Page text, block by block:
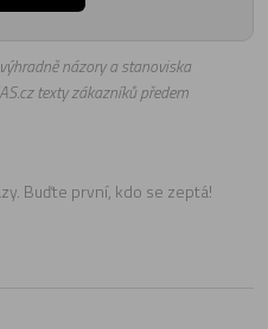
názory a stanoviska
texty zákazníků předem
Buďte první, kdo se zeptá!